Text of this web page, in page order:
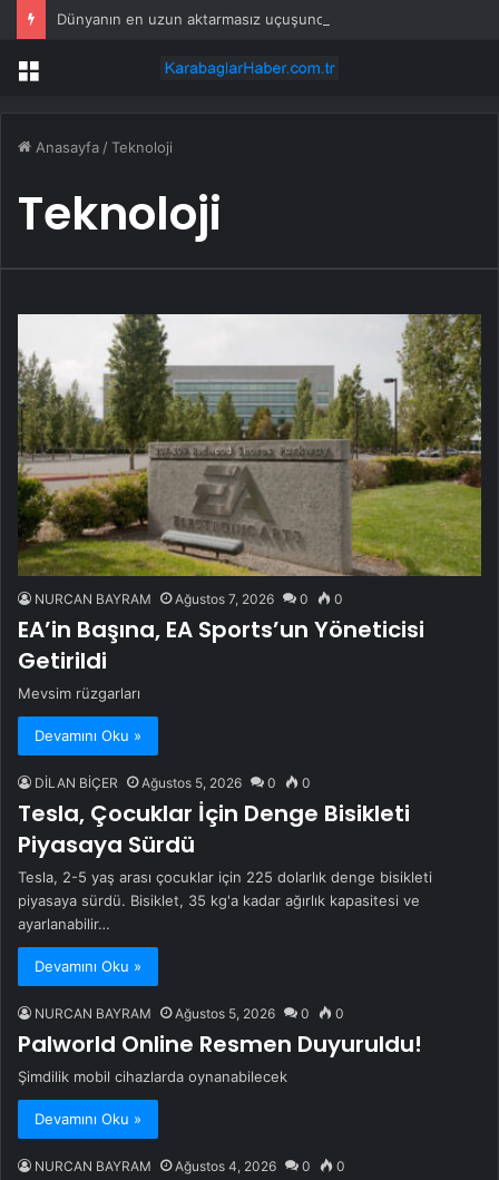
Menü
Anasayfa /Teknoloji
Teknoloji
NURCAN BAYRAM Ağustos 7, 2026 0 0
EA’in Başına, EA Sports’un Yöneticisi
Getirildi
Mevsim rüzgarları
Devamını Oku »
DİLAN BİÇER Ağustos 5, 2026 0 0
Tesla, Çocuklar İçin Denge Bisikleti
Piyasaya Sürdü
Tesla, 2-5 yaş arası çocuklar için 225 dolarlık denge bisikleti
piyasaya sürdü. Bisiklet, 35 kg'a kadar ağırlık kapasitesi ve
ayarlanabilir…
Devamını Oku »
NURCAN BAYRAM Ağustos 5, 2026 0 0
Palworld Online Resmen Duyuruldu!
Şimdilik mobil cihazlarda oynanabilecek
Devamını Oku »
NURCAN BAYRAM Ağustos 4, 2026 0 0